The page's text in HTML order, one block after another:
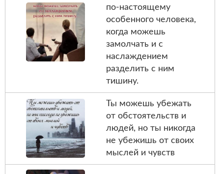
по-настоящему
особенного человека,
когда можешь
замолчать и с
наслаждением
разделить с ним
тишину.
Ты можешь убежать
от обстоятельств и
людей, но ты никогда
не убежишь от своих
мыслей и чувств